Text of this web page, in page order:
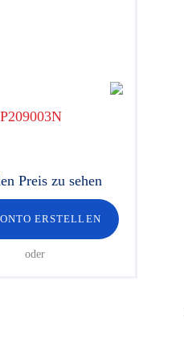
P209003N
Preis zu sehen
ERSTELLEN
oder